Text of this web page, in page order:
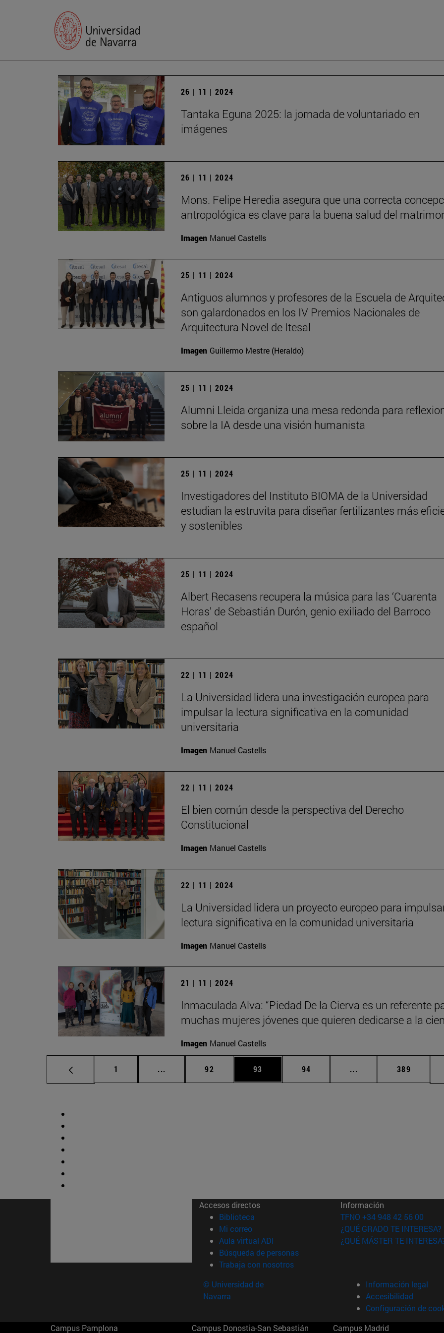
26 | 11 | 2024
Tantaka Eguna 2025: la jornada de voluntariado en
imágenes
26 | 11 | 2024
Mons. Felipe Heredia asegura que una correcta
antropológica es clave para la buena salud del
Imagen Manuel Castells
25 | 11 | 2024
Antiguos alumnos y profesores de la Escuela de
son galardonados en los IV Premios Nacionales de
Arquitectura Novel de Itesal
Imagen Guillermo Mestre (Heraldo)
25 | 11 | 2024
Alumni Lleida organiza una mesa redonda para
sobre la IA desde una visión humanista
25 | 11 | 2024
Investigadores del Instituto BIOMA de la Universidad
estudian la estruvita para diseñar fertilizantes más
y sostenibles
25 | 11 | 2024
Albert Recasens recupera la música para las ‘Cuarenta
Horas’ de Sebastián Durón, genio exiliado del Barroco
español
22 | 11 | 2024
La Universidad lidera una investigación europea para
impulsar la lectura significativa en la comunidad
universitaria
Imagen Manuel Castells
22 | 11 | 2024
El bien común desde la perspectiva del Derecho
Constitucional
Imagen Manuel Castells
22 | 11 | 2024
La Universidad lidera un proyecto europeo para
lectura significativa en la comunidad universitaria
Imagen Manuel Castells
21 | 11 | 2024
Inmaculada Alva: “Piedad De la Cierva es un referente
muchas mujeres jóvenes que quieren dedicarse a la
Imagen Manuel Castells
Página
1 ... Páginas intermedias Use TAB para desplazarse.
Página
92 Página
93 Página
94 ... Páginas intermedias
Página
389
Accesos directos
Biblioteca (abre en nueva ventana)
Mi correo(abre en nueva ventana)
Aula virtual ADI (abre en nueva ventana)
Búsqueda de personas(abre en nueva ventana)
Trabaja con nosotros(abre en nueva ventana)
Información
TFNO +34 948 42 56 00
¿QUÉ GRADO TE INTERESA?
¿QUÉ MÁSTER TE
© Universidad de
Navarra
Información legal
Accesibilidad
Configuración de
Campus Pamplona
Campus Donostia-San Sebastián Campus Madrid